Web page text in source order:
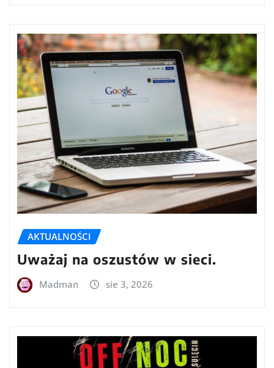
AKTUALNOŚCI
Uważaj na oszustów w sieci.
Madman sie 3, 2026